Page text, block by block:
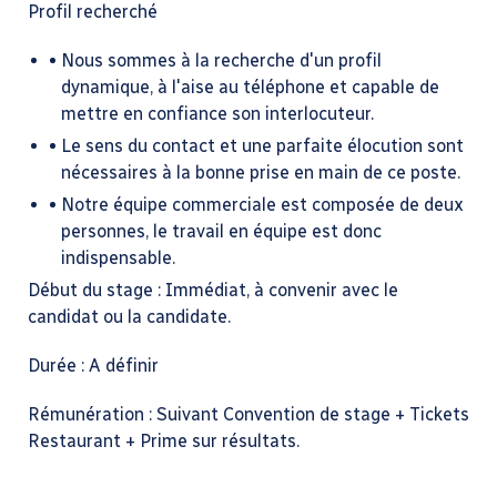
Profil recherché
Nous sommes à la recherche d'un profil
dynamique, à l'aise au téléphone et capable de
mettre en confiance son interlocuteur.
Le sens du contact et une parfaite élocution sont
nécessaires à la bonne prise en main de ce poste.
Notre équipe commerciale est composée de deux
personnes, le travail en équipe est donc
indispensable.
Début du stage : Immédiat, à convenir avec le
candidat ou la candidate.
Durée : A définir
Rémunération : Suivant Convention de stage + Tickets
Restaurant + Prime sur résultats.